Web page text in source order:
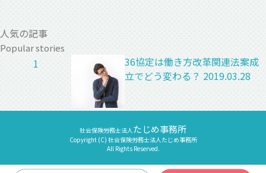
人気の記事
Popular stories
1
36協定は働き方改革関連法案成
立でどう変わる？ 2019.03.28
社会保険労務士法人 たじめ事務所
Copyright (C) 社会保険労務士法人たじめ事務所
All Rights Reserved.